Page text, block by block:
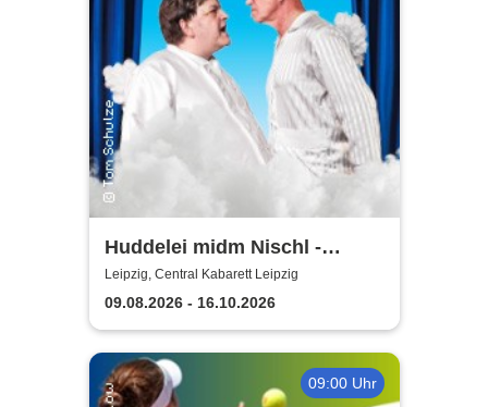
Huddelei midm Nischl -
Central Kabarett Leipzig
Leipzig, Central Kabarett Leipzig
09.08.2026 - 16.10.2026
09:00 Uhr